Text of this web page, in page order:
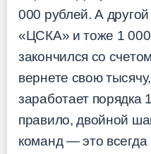
000 рублей. А другой
«ЦСКА» и тоже 1
закончился со
вернете свою
заработает порядка
правило, двойной
команд — это всегда